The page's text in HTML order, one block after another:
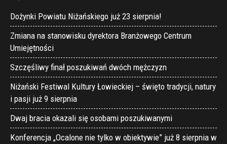
Dożynki Powiatu Niżańskiego już 23 sierpnia!
Zmiana na stanowisku dyrektora Branżowego Centrum
Umiejętności
Szczęśliwy finał poszukiwań dwóch mężczyzn
Niżański Festiwal Kultury Łowieckiej – święto tradycji, natury
i pasji już 9 sierpnia
Dwaj bracia okazali się osobami poszukiwanymi
Konferencja „Ocalone nie tylko w obiektywie” już 8 sierpnia w